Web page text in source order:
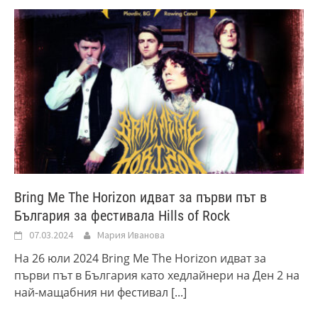
Bring Me The Horizon идват за първи път в
България за фестивала Hills of Rock
07.03.2024 Мария Иванова
На 26 юли 2024 Bring Me The Horizon идват за
първи път в България като хедлайнери на Ден 2 на
най-мащабния ни фестивал [...]